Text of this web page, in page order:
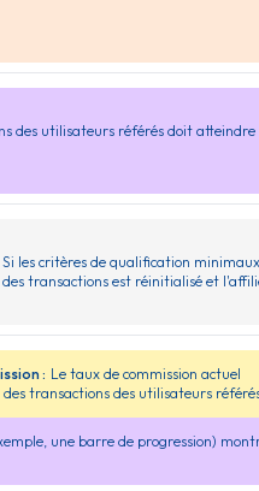
des utilisateurs référés doit
Si les critères de qualification
des transactions est réinitialisé et
: Le taux de commission actuel
transactions des utilisateurs
une barre de progression)